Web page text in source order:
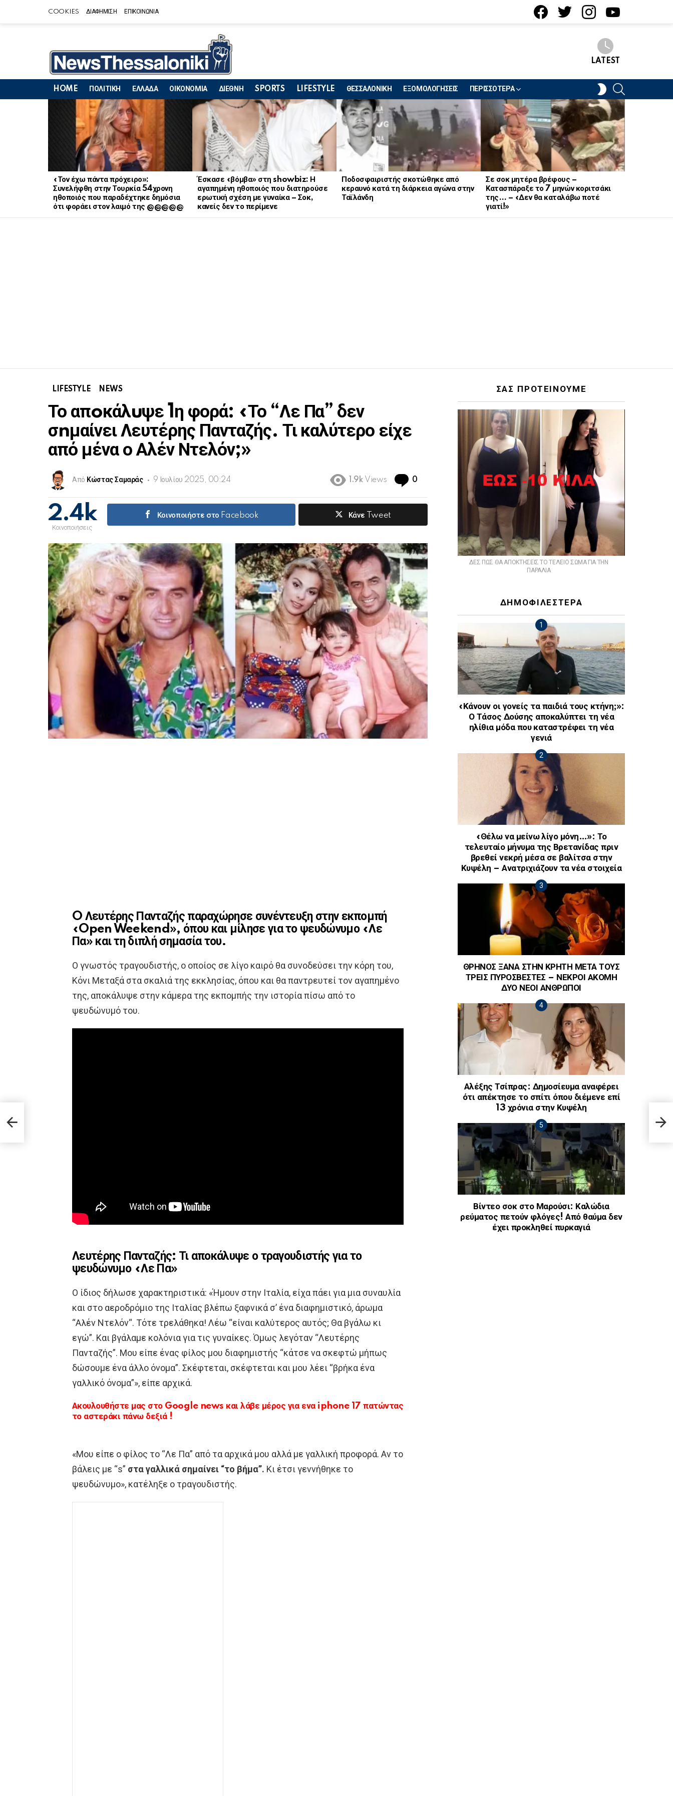
COOKIES ΔΙΑΦΗΜΙΣΗ ΕΠΙΚΟΙΝΩΝΙΑ
LATEST
HOME ΠΟΛΙΤΙΚΗ ΕΛΛΑΔΑ ΟΙΚΟΝΟΜΙΑ ΔΙΕΘΝΗ SPORTS LIFESTYLE ΘΕΣΣΑΛΟΝΙΚΗ ΕΞΟΜΟΛΟΓΗΣΕΙΣ ΠΕΡΙΣΣΟΤΕΡΑ
SWITCH
SKIN
«Τον έχω πάντα πρόχειρο»:
Συνελήφθη στην Τουρκία 54χρονη
ηθοποιός που παραδέχτηκε δημόσια
ότι φοράει στον λαιμό της @@@@@
Έσκασε «βόμβα» στη showbiz: Η
αγαπημένη ηθοποιός που διατηρούσε
ερωτική σχέση με γυναίκα – Σοκ,
κανείς δεν το περίμενε
Ποδοσφαιριστής σκοτώθηκε από
κεραυνό κατά τη διάρκεια αγώνα στην
Ταϊλάνδη
Σε σοκ μητέρα βρέφους –
Κατασπάραξε το 7 μηνών κοριτσάκι
της… – «Δεν θα καταλάβω ποτέ
γιατί!»
LIFESTYLE NEWS
Το απoκάλuψε 1η φορά: «Το “Λε Πα” δεν
σnμαίνει Λευτέρης Πανταζής. Τι καλύτερο είχε
από μένα ο Αλέν Ντελόν;»
Από Κώστας Σαμαράς 9 Ιουλίου 2025, 00:24 1.9k Views 0
2.4k
Κοινοποιήσεις
Κοινοποιήστε στο Facebook Κάνε Tweet
O Λευτέρης Πανταζής παραχώρησε συνέντευξη στην εκπομπή
«Open Weekend», όπου και μίλησε για το ψευδώνυμο «Λε
Πα» και τη διπλή σημασία του.
Ο γνωστός τραγουδιστής, ο οποίος σε λίγο καιρό θα συνοδεύσει την κόρη του,
Κόνι Μεταξά στα σκαλιά της εκκλησίας, όπου και θα παντρευτεί τον αγαπημένο
της, αποκάλυψε στην κάμερα της εκπομπής την ιστορία πίσω από το
ψευδώνυμό του.
Λευτέρης Πανταζής: Τι αποκάλυψε ο τραγουδιστής για το
ψευδώνυμο «Λε Πα»
Ο ίδιος δήλωσε χαρακτηριστικά: «Ήμουν στην Ιταλία, είχα πάει για μια συναυλία
και στο αεροδρόμιο της Ιταλίας βλέπω ξαφνικά σ’ ένα διαφημιστικό, άρωμα
“Αλέν Ντελόν“. Τότε τρελάθηκα! Λέω “είναι καλύτερος αυτός; Θα βγάλω κι
εγώ”. Και βγάλαμε κολόνια για τις γυναίκες. Όμως λεγόταν “Λευτέρης
Πανταζής”. Μου είπε ένας φίλος μου διαφημιστής “κάτσε να σκεφτώ μήπως
δώσουμε ένα άλλο όνομα”. Σκέφτεται, σκέφτεται και μου λέει “βρήκα ένα
γαλλικό όνομα”», είπε αρχικά.
Ακουλουθήστε μας στο Google news και λάβε μέρος για ενα iphone 17 πατώντας
το αστεράκι πάνω δεξιά !
«Μου είπε ο φίλος το “Λε Πα” από τα αρχικά μου αλλά με γαλλική προφορά. Αν το
βάλεις με “s” σταγαλλικά σημαίνει “το βήμα”. Κι έτσι γεννήθηκε το
ψευδώνυμο», κατέληξε ο τραγουδιστής.
ΣΑΣ ΠΡΟΤΕΙΝΟΥΜΕ
ΔΕΣ ΠΩΣ ΘΑ ΑΠΟΚΤΗΣΕΙΣ ΤΟ ΤΕΛΕΙΟ ΣΩΜΑ ΓΙΑ ΤΗΝ
ΠΑΡΑΛΙΑ
ΔΗΜΟΦΙΛΕΣΤΕΡΑ
«Κάνουν οι γονείς τα παιδιά τους κτήνη;»:
Ο Τάσος Δούσης αποκαλύπτει τη νέα
ηλίθια μόδα που καταστρέφει τη νέα
γενιά
«Θέλω να μείνω λίγο μόνη…»: Το
τελευταίο μήνυμα της Βρετανίδας πριν
βρεθεί νεκρή μέσα σε βαλίτσα στην
Κυψέλη – Ανατριχιάζουν τα νέα στοιχεία
ΘΡΗΝΟΣ ΞΑΝΑ ΣΤΗΝ ΚΡΗΤΗ ΜΕΤΑ ΤΟΥΣ
ΤΡΕΙΣ ΠΥΡΟΣΒΕΣΤΕΣ – ΝΕΚΡΟΙ ΑΚΟΜΗ
ΔΥΟ ΝΕΟΙ ΑΝΘΡΩΠΟΙ
Αλέξης Τσίπρας: Δημοσίευμα αναφέρει
ότι απέκτησε το σπίτι όπου διέμενε επί
13 χρόνια στην Κυψέλη
Βίντεο σοκ στο Μαρούσι: Καλώδια
ρεύματος πετούν φλόγες! Από θαύμα δεν
έχει προκληθεί πυρκαγιά